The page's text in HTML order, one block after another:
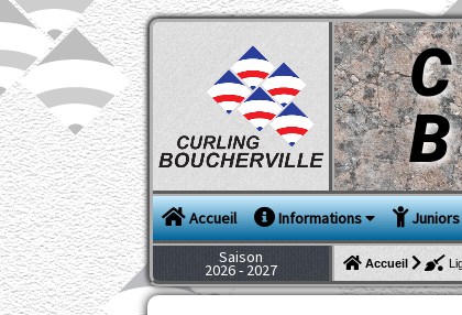
Accueil Informations Juniors
Saison
2026 - 2027 Accueil